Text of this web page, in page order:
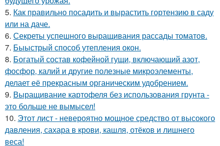
5. Как правильно посадить и вырастить гортензию в саду
или на даче.
6. Секреты успешного выращивания рассады томатов.
7. Быыстрый способ утепления окон.
8. Богатый состав кофейной гущи, включающий азот,
фосфор, калий и другие полезные микроэлементы,
делает её прекрасным органическим удобрением.
9. Выращивание картофеля без использования грунта -
это больше не вымысел!
10. Этот лист - невероятно мощное средство от высокого
давления, сахара в крови, кашля, отёков и лишнего
веса!